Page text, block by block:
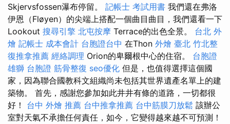
Skjervsfossen瀑布停留。 記帳士 考試用書 我們還在弗洛
伊恩（Fløyen）的尖端上搭配一個曲目曲目，我們還看一下
Lookout 搜尋引擎 北屯按摩 Terrace的出色全景。 台北 外
燴 記帳士 成本會計 台胞證台中 在Thon 外燴 臺北 竹北整
復推拿推薦 經絡調理 Orion的卑爾根中心的住宿。 台胞證
雄獅 台胞證 筋骨整復 seo優化 但是，也值得選擇這個國
家，因為聯合國教科文組織尚未包括其世界遺產名單上的建
築物。 首先，感謝您參加如此井井有條的道路，一切都很
好！ 台中 外燴 推薦 台中推拿推薦 台中筋膜刀放鬆 該辦公
室對天氣不承擔任何責任，如今，它變得越來越不可預測！